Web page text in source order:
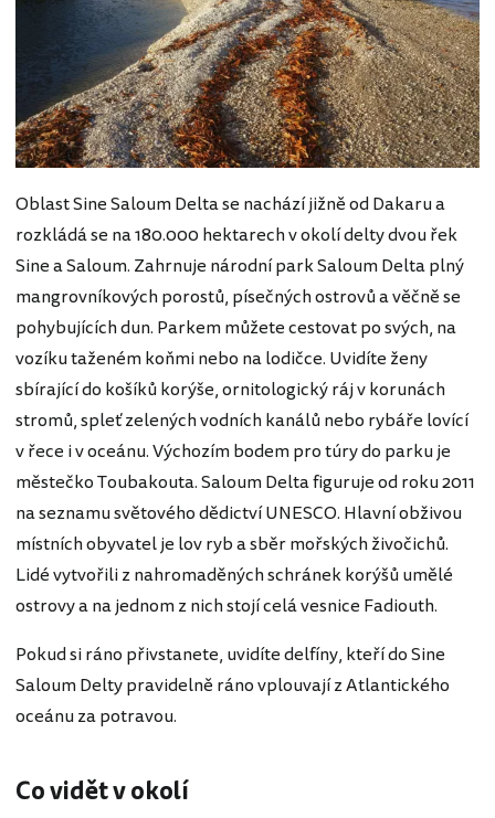
Oblast Sine Saloum Delta se nachází jižně od Dakaru a
rozkládá se na 180.000 hektarech v okolí delty dvou řek
Sine a Saloum. Zahrnuje národní park Saloum Delta plný
mangrovníkových porostů, písečných ostrovů a věčně se
pohybujících dun. Parkem můžete cestovat po svých, na
vozíku taženém koňmi nebo na lodičce. Uvidíte ženy
sbírající do košíků korýše, ornitologický ráj v korunách
stromů, spleť zelených vodních kanálů nebo rybáře lovící
v řece i v oceánu. Výchozím bodem pro túry do parku je
městečko Toubakouta. Saloum Delta figuruje od roku 2011
na seznamu světového dědictví UNESCO. Hlavní obživou
místních obyvatel je lov ryb a sběr mořských živočichů.
Lidé vytvořili z nahromaděných schránek korýšů umělé
ostrovy a na jednom z nich stojí celá vesnice Fadiouth.
Pokud si ráno přivstanete, uvidíte delfíny, kteří do Sine
Saloum Delty pravidelně ráno vplouvají z Atlantického
oceánu za potravou.
Co vidět v okolí